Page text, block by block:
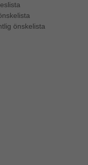
önskelista